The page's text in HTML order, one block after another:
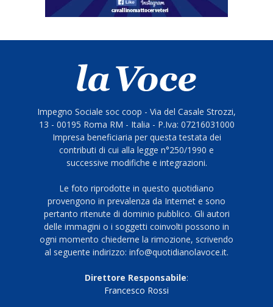
Impegno Sociale soc coop - Via del Casale Strozzi,
13 - 00195 Roma RM - Italia - P.Iva: 07216031000
Impresa beneficiaria per questa testata dei
contributi di cui alla legge n°250/1990 e
successive modifiche e integrazioni.
Le foto riprodotte in questo quotidiano
provengono in prevalenza da Internet e sono
pertanto ritenute di dominio pubblico. Gli autori
delle immagini o i soggetti coinvolti possono in
ogni momento chiederne la rimozione, scrivendo
al seguente indirizzo: info@quotidianolavoce.it.
Direttore Responsabile:
Francesco Rossi